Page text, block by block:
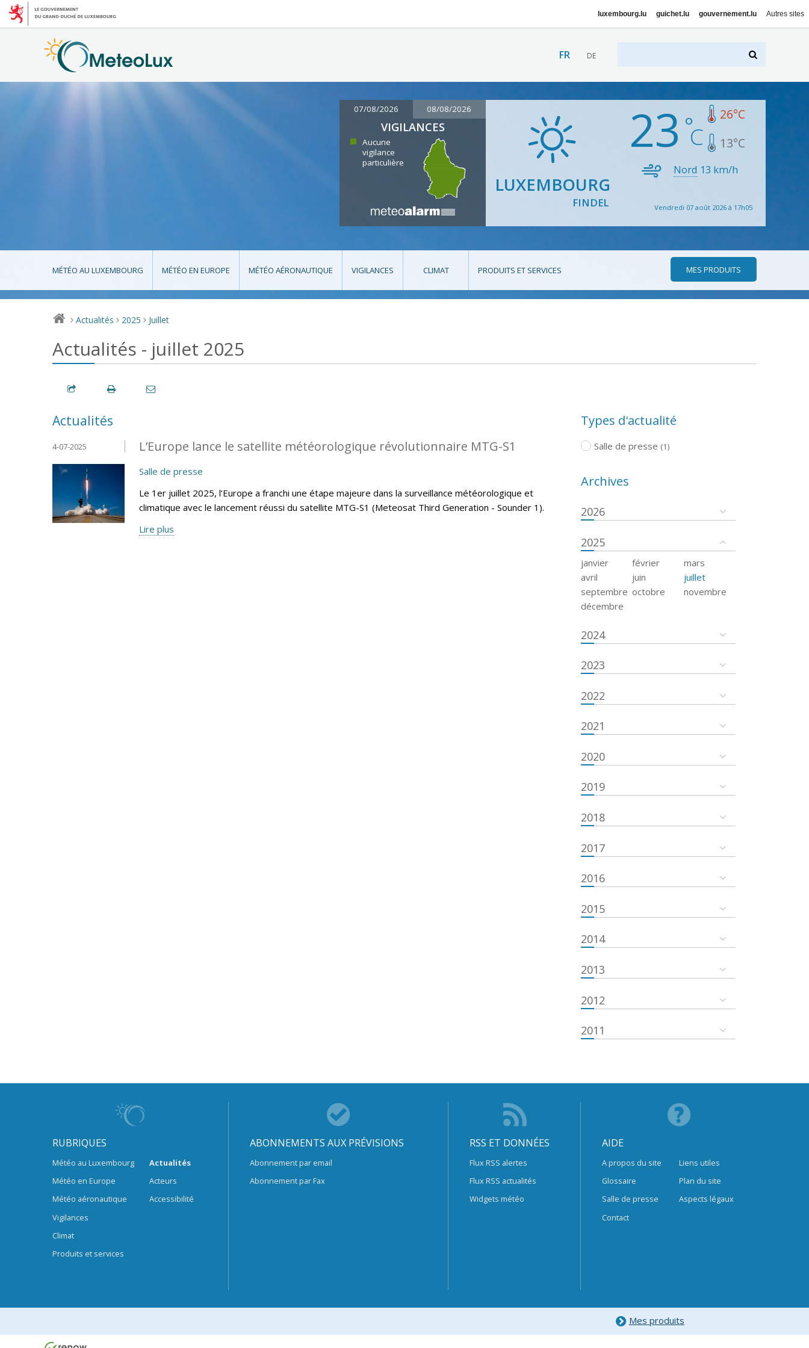
luxembourg.lu guichet.lu gouvernement.lu Autres sites
FR DE
07/08/2026 08/08/2026
VIGILANCES
Aucune
vigilance
particulière
LUXEMBOURG
FINDEL
23 26°C
13°C
Nord 13 km/h
Vendredi 07 août 2026 à 17h05
MÉTÉO AU LUXEMBOURG MÉTÉO EN EUROPE MÉTÉO AÉRONAUTIQUE VIGILANCES CLIMAT PRODUITS ET SERVICES MES PRODUITS
> Actualités > 2025 > Juillet
Actualités - juillet 2025
Actualités
L’Europe lance le satellite météorologique révolutionnaire MTG-S1
4-07-2025
Salle de presse
Le 1er juillet 2025, l’Europe a franchi une étape majeure dans la surveillance météorologique et
climatique avec le lancement réussi du satellite MTG-S1 (Meteosat Third Generation - Sounder 1).
Lire plus
Types d'actualité
Salle de presse (1)
Archives
2026
2025
janvier février
mars
avril
juin
juillet
septembre octobre
novembre
décembre
2024
2023
2022
2021
2020
2019
2018
2017
2016
2015
2014
2013
2012
2011
RUBRIQUES
Météo au Luxembourg
Météo en Europe
Météo aéronautique
Vigilances
Climat
Produits et services
Actualités
Acteurs
Accessibilité
ABONNEMENTS AUX PRÉVISIONS
Abonnement par email
Abonnement par Fax
RSS ET DONNÉES
Flux RSS alertes
Flux RSS actualités
Widgets météo
AIDE
A propos du site
Glossaire
Salle de presse
Contact
Liens utiles
Plan du site
Aspects légaux
Mes produits